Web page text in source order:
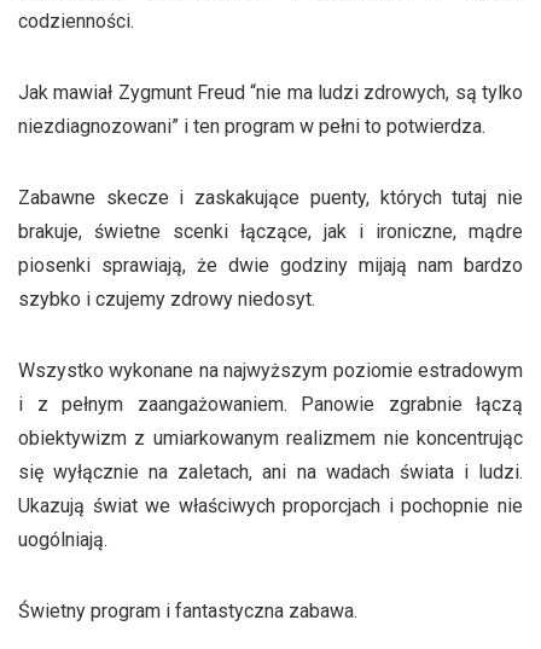
codzienności.
Jak mawiał Zygmunt Freud “nie ma ludzi zdrowych, są tylko
niezdiagnozowani” i ten program w pełni to potwierdza.
Zabawne skecze i zaskakujące puenty, których tutaj nie
brakuje, świetne scenki łączące, jak i ironiczne, mądre
piosenki sprawiają, że dwie godziny mijają nam bardzo
szybko i czujemy zdrowy niedosyt.
Wszystko wykonane na najwyższym poziomie estradowym
i z pełnym zaangażowaniem. Panowie zgrabnie łączą
obiektywizm z umiarkowanym realizmem nie koncentrując
się wyłącznie na zaletach, ani na wadach świata i ludzi.
Ukazują świat we właściwych proporcjach i pochopnie nie
uogólniają.
Świetny program i fantastyczna zabawa.